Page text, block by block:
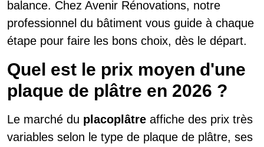
balance. Chez Avenir Rénovations, notre
professionnel du bâtiment vous guide à chaque
étape pour faire les bons choix, dès le départ.
Quel est le prix moyen d'une
plaque de plâtre en 2026 ?
Le marché du placoplâtre affiche des prix très
variables selon le type de plaque de plâtre, ses